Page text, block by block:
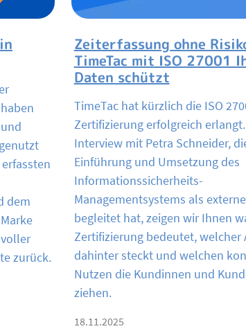
dem
zurück.
Zeiterfassung ohne
TimeTac mit ISO 27001
Daten schützt
TimeTac hat kürzlich die ISO
Zertifizierung erfolgreich
Interview mit Petra Schneider,
Einführung und Umsetzung des
Informationssicherheits-
Managementsystems als
begleitet hat, zeigen wir Ihnen
Zertifizierung bedeutet, welcher
dahinter steckt und welchen
Nutzen die Kundinnen und
ziehen.
18.11.2025